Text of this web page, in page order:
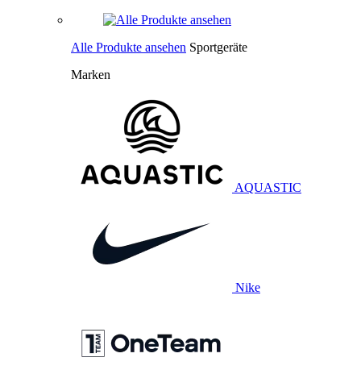
Alle Produkte ansehen Sportgeräte
Marken
AQUASTIC
Nike